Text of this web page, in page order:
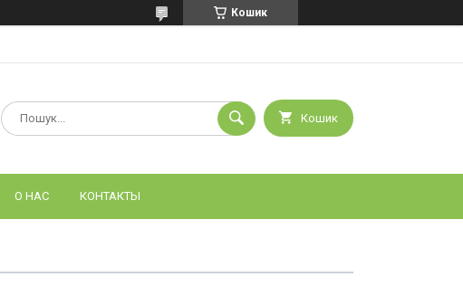
Кошик
Кошик
О НАС КОНТАКТЫ